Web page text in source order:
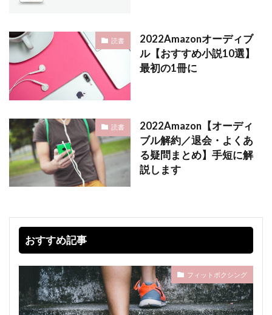
読書
2022Amazonオーディブ
ル【おすすめ小説10選】
最初の1冊に
読書
2022Amazon【オーディ
ブル解約／退会・よくあ
る疑問まとめ】手短に解
説します
おすすめ記事
フィットボクシング